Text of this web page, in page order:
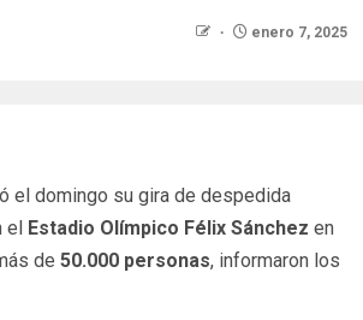
enero 7, 2025
el domingo su gira de despedida
elEstadio Olímpico Félix Sánchez en
de 50.000 personas, informaron los